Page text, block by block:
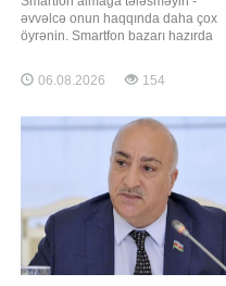
əvvəlcə onun haqqında daha çox
öyrənin. Smartfon bazarı hazırda
büdcəyə uyğun "işçi atlar"dan
tutmuş ağır oyunları daşıya bilən
Lakin hər bir model sizin pulunuza
layiq deyil. Bəziləri artıq yeniləm
06.08.2026 154